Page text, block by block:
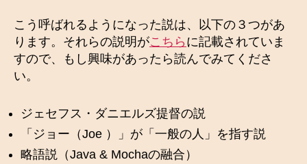
こう呼ばれるようになった説は、以下の３つがあ
ります。それらの説明がこちら に記載されていま
すので、もし興味があったら読んでみてくださ
い。
ジェセフス・ダニエルズ提督の説
「ジョー（Joe ）」が「一般の人」を指す説
略語説（Java & Mochaの融合）